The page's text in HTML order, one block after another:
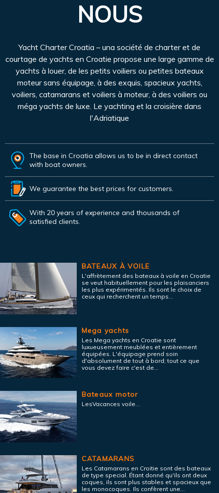
NOUS
Yacht Charter Croatia – una société de charter et de
courtage de yachts en Croatie propose une large gamme de
yachts à louer, de les petits voiliers ou petites bateaux
moteur sans équipage, à des exquis, spacieux yachts,
voiliers, catamarans et voiliers à moteur, à des voiliers ou
méga yachts de luxe. Le yachting et la croisière dans
l'Adriatique
The base in Croatia allows us to be in direct contact
with boat owners.
We guarantee the best prices for customers.
With 20 years of experience and thousands of
satisfied clients.
BATEAUX À VOILE
L'affrètement des bateaux à voile en Croatie
se veut habituellement pour les plaisanciers
les plus expérimentés. Ils sont le choix de
ceux qui recherchent un temps...
Mega yachts
Les Mega yachts en Croatie sont
luxueusement meublées et entièrement
équipées. L'équipage prend soin
d'absolument de tout à bord; tout ce que
vous devez faire c'est de...
Bateaux motor
LesVacances voile...
CATAMARANS
Les Catamarans en Croitie sont des bateaux
de type special. Étant donné qu'ils ont deux
coques, ils sont plus stables et spacieux que
les monocoques. Ils confèrent une...